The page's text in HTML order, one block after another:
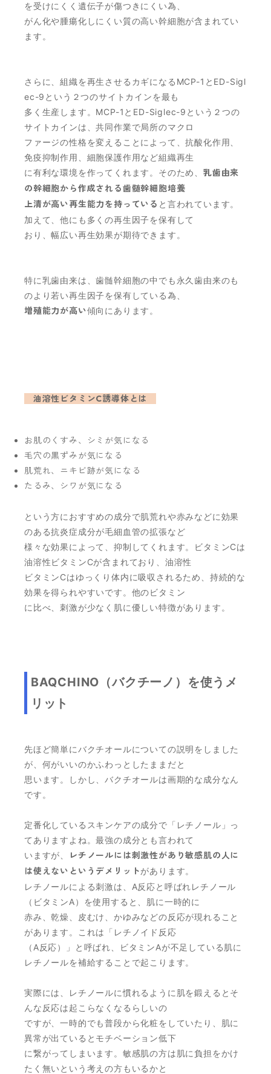
を受けにくく遺伝子が傷つきにくい為、
がん化や腫瘍化しにくい質の高い幹細胞が含まれてい
ます。
さらに、組織を再生させるカギになるMCP-1とED-Sigl
ec-9という２つのサイトカインを最も
多く生産します。MCP-1とED-Siglec-9という２つの
サイトカインは、共同作業で局所のマクロ
ファージの性格を変えることによって、抗酸化作用、
免疫抑制作用、細胞保護作用など組織再生
に有利な環境を作ってくれます。そのため、 乳歯由来
の幹細胞から作成される歯髄幹細胞培養
上清が高い再生能力を持っている と言われています。
加えて、他にも多くの再生因子を保有して
おり、幅広い再生効果が期待できます。
特に乳歯由来は、歯髄幹細胞の中でも永久歯由来のも
のより若い再生因子を保有している為、
増殖能力が高い傾向にあります。
油溶性ビタミンC誘導体とは
お肌のくすみ、シミが気になる
毛穴の黒ずみが気になる
肌荒れ、ニキビ跡が気になる
たるみ、シワが気になる
という方におすすめの成分で肌荒れや赤みなどに効果
のある抗炎症成分が毛細血管の拡張など
様々な効果によって、抑制してくれます。ビタミンCは
油溶性ビタミンCが含まれており、油溶性
ビタミンCはゆっくり体内に吸収されるため、持続的な
効果を得られやすいです。他のビタミン
に比べ、刺激が少なく肌に優しい特徴があります。
BAQCHINO（バクチーノ）を使うメ
リット
先ほど簡単にバクチオールについての説明をしました
が、何がいいのかふわっとしたままだと
思います。しかし、バクチオールは画期的な成分なん
です。
定番化しているスキンケアの成分で「レチノール」っ
てありますよね。最強の成分とも言われて
いますが、
レチノールには刺激性があり敏感肌の人に
は使えないというデメリットがあります。
レチノールによる刺激は、A反応と呼ばれレチノール
（ビタミンA）を使用すると、肌に一時的に
赤み、乾燥、皮むけ、かゆみなどの反応が現れること
があります。これは「レチノイド反応
（A反応）」と呼ばれ、ビタミンAが不足している肌に
レチノールを補給することで起こります。
実際には、レチノールに慣れるように肌を鍛えるとそ
んな反応は起こらなくなるらしいの
ですが、一時的でも普段から化粧をしていたり、肌に
異常が出ているとモチベーション低下
に繋がってしまいます。敏感肌の方は肌に負担をかけ
たく無いという考えの方もいるかと